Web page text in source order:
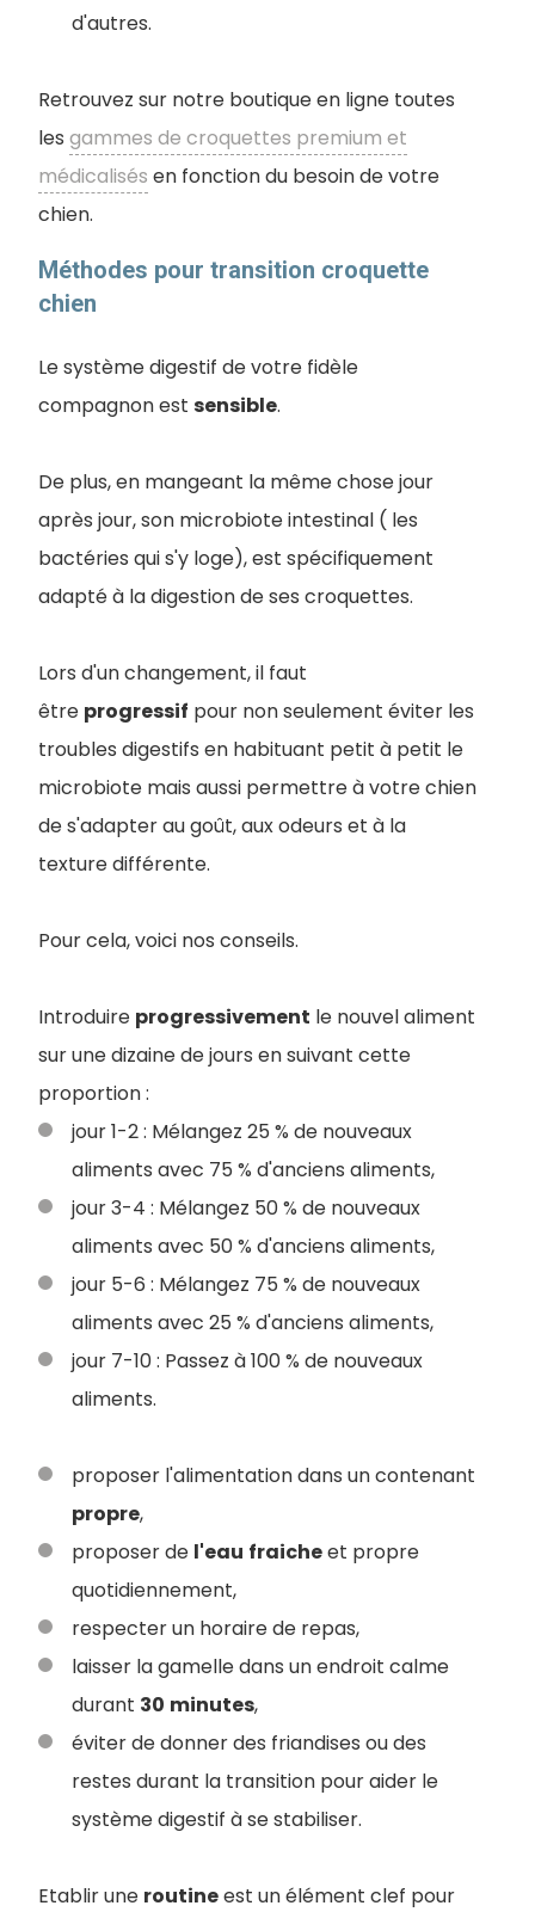
d'autres.
Retrouvez sur notre boutique en ligne toutes
les gammes de croquettes premium et
médicalisés en fonction du besoin de votre
chien.
Méthodes pour transition croquette
chien
Le système digestif de votre fidèle
compagnon est sensible.
De plus, en mangeant la même chose jour
après jour, son microbiote intestinal ( les
bactéries qui s'y loge), est spécifiquement
adapté à la digestion de ses croquettes.
Lors d'un changement, il faut
être progressif pour non seulement éviter les
troubles digestifs en habituant petit à petit le
microbiote mais aussi permettre à votre chien
de s'adapter au goût, aux odeurs et à la
texture différente.
Pour cela, voici nos conseils.
Introduire progressivement le nouvel aliment
sur une dizaine de jours en suivant cette
proportion :
jour 1-2 : Mélangez 25 % de nouveaux
aliments avec 75 % d'anciens aliments,
jour 3-4 : Mélangez 50 % de nouveaux
aliments avec 50 % d'anciens aliments,
jour 5-6 : Mélangez 75 % de nouveaux
aliments avec 25 % d'anciens aliments,
jour 7-10 : Passez à 100 % de nouveaux
aliments.
proposer l'alimentation dans un contenant
propre,
proposer de l'eau fraicheet propre
quotidiennement,
respecter un horaire de repas,
laisser la gamelle dans un endroit calme
durant 30 minutes,
éviter de donner des friandises ou des
restes durant la transition pour aider le
système digestif à se stabiliser.
Etablir une routineest un élément clef pour